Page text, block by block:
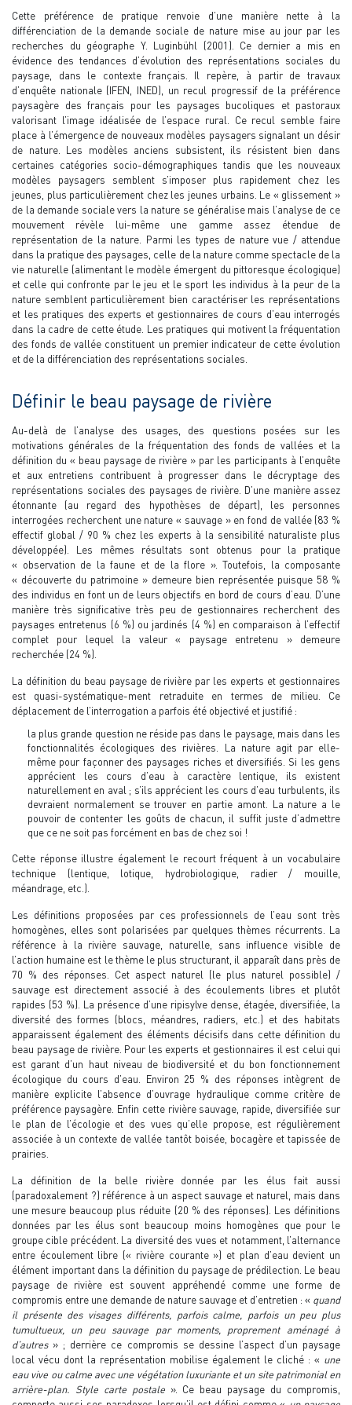
Cette préférence de pratique renvoie d’une manière nette à la
différenciation de la demande sociale de nature mise au jour par les
recherches du géographe Y. Luginbühl (2001). Ce dernier a mis en
évidence des tendances d’évolution des représentations sociales du
paysage, dans le contexte français. Il repère, à partir de travaux
d’enquête nationale (IFEN, INED), un recul progressif de la préférence
paysagère des français pour les paysages bucoliques et pastoraux
valorisant l’image idéalisée de l’espace rural. Ce recul semble faire
place à l’émergence de nouveaux modèles paysagers signalant un désir
de nature. Les modèles anciens subsistent, ils résistent bien dans
certaines catégories socio-démographiques tandis que les nouveaux
modèles paysagers semblent s’imposer plus rapidement chez les
jeunes, plus particulièrement chez les jeunes urbains. Le « glissement »
de la demande sociale vers la nature se généralise mais l’analyse de ce
mouvement révèle lui-même une gamme assez étendue de
représentation de la nature. Parmi les types de nature vue / attendue
dans la pratique des paysages, celle de la nature comme spectacle de la
vie naturelle (alimentant le modèle émergent du pittoresque écologique)
et celle qui confronte par le jeu et le sport les individus à la peur de la
nature semblent particulièrement bien caractériser les représentations
et les pratiques des experts et gestionnaires de cours d’eau interrogés
dans la cadre de cette étude. Les pratiques qui motivent la fréquentation
des fonds de vallée constituent un premier indicateur de cette évolution
et de la différenciation des représentations sociales.
Définir le beau paysage de rivière
Au-delà de l’analyse des usages, des questions posées sur les
motivations générales de la fréquentation des fonds de vallées et la
définition du « beau paysage de rivière » par les participants à l’enquête
et aux entretiens contribuent à progresser dans le décryptage des
représentations sociales des paysages de rivière. D’une manière assez
étonnante (au regard des hypothèses de départ), les personnes
interrogées recherchent une nature « sauvage » en fond de vallée (83 %
effectif global / 90 % chez les experts à la sensibilité naturaliste plus
développée). Les mêmes résultats sont obtenus pour la pratique
« observation de la faune et de la flore ». Toutefois, la composante
« découverte du patrimoine » demeure bien représentée puisque 58 %
des individus en font un de leurs objectifs en bord de cours d’eau. D’une
manière très significative très peu de gestionnaires recherchent des
paysages entretenus (6 %) ou jardinés (4 %) en comparaison à l’effectif
complet pour lequel la valeur « paysage entretenu » demeure
recherchée (24 %).
La définition du beau paysage de rivière par les experts et gestionnaires
est quasi-systématique-ment retraduite en termes de milieu. Ce
déplacement de l’interrogation a parfois été objectivé et justifié :
la plus grande question ne réside pas dans le paysage, mais dans les
fonctionnalités écologiques des rivières. La nature agit par elle-
même pour façonner des paysages riches et diversifiés. Si les gens
apprécient les cours d’eau à caractère lentique, ils existent
naturellement en aval ; s’ils apprécient les cours d’eau turbulents, ils
devraient normalement se trouver en partie amont. La nature a le
pouvoir de contenter les goûts de chacun, il suffit juste d’admettre
que ce ne soit pas forcément en bas de chez soi !
Cette réponse illustre également le recourt fréquent à un vocabulaire
technique (lentique, lotique, hydrobiologique, radier / mouille,
méandrage, etc.).
Les définitions proposées par ces professionnels de l’eau sont très
homogènes, elles sont polarisées par quelques thèmes récurrents. La
référence à la rivière sauvage, naturelle, sans influence visible de
l’action humaine est le thème le plus structurant, il apparaît dans près de
70 % des réponses. Cet aspect naturel (le plus naturel possible) /
sauvage est directement associé à des écoulements libres et plutôt
rapides (53 %). La présence d’une ripisylve dense, étagée, diversifiée, la
diversité des formes (blocs, méandres, radiers, etc.) et des habitats
apparaissent également des éléments décisifs dans cette définition du
beau paysage de rivière. Pour les experts et gestionnaires il est celui qui
est garant d’un haut niveau de biodiversité et du bon fonctionnement
écologique du cours d’eau. Environ 25 % des réponses intègrent de
manière explicite l’absence d’ouvrage hydraulique comme critère de
préférence paysagère. Enfin cette rivière sauvage, rapide, diversifiée sur
le plan de l’écologie et des vues qu’elle propose, est régulièrement
associée à un contexte de vallée tantôt boisée, bocagère et tapissée de
prairies.
La définition de la belle rivière donnée par les élus fait aussi
(paradoxalement ?) référence à un aspect sauvage et naturel, mais dans
une mesure beaucoup plus réduite (20 % des réponses). Les définitions
données par les élus sont beaucoup moins homogènes que pour le
groupe cible précédent. La diversité des vues et notamment, l’alternance
entre écoulement libre (« rivière courante ») et plan d’eau devient un
élément important dans la définition du paysage de prédilection. Le beau
paysage de rivière est souvent appréhendé comme une forme de
compromis entre une demande de nature sauvage et d’entretien : « quand
il présente des visages différents, parfois calme, parfois un peu plus
tumultueux, un peu sauvage par moments, proprement aménagé à
d’autres» ; derrière ce compromis se dessine l’aspect d’un paysage
local vécu dont la représentation mobilise également le cliché : « une
eau vive ou calme avec une végétation luxuriante et un site patrimonial en
arrière-plan. Style carte postale». Ce beau paysage du compromis,